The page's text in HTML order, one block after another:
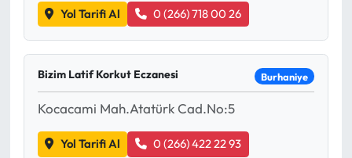
Yol Tarifi Al 0 (266) 718 00 26
Bizim Latif Korkut Eczanesi Burhaniye
Kocacami Mah.Atatürk Cad.No:5
Yol Tarifi Al 0 (266) 422 22 93
Yayla Haber
Yemek Tarifleri
Yerel Haberler